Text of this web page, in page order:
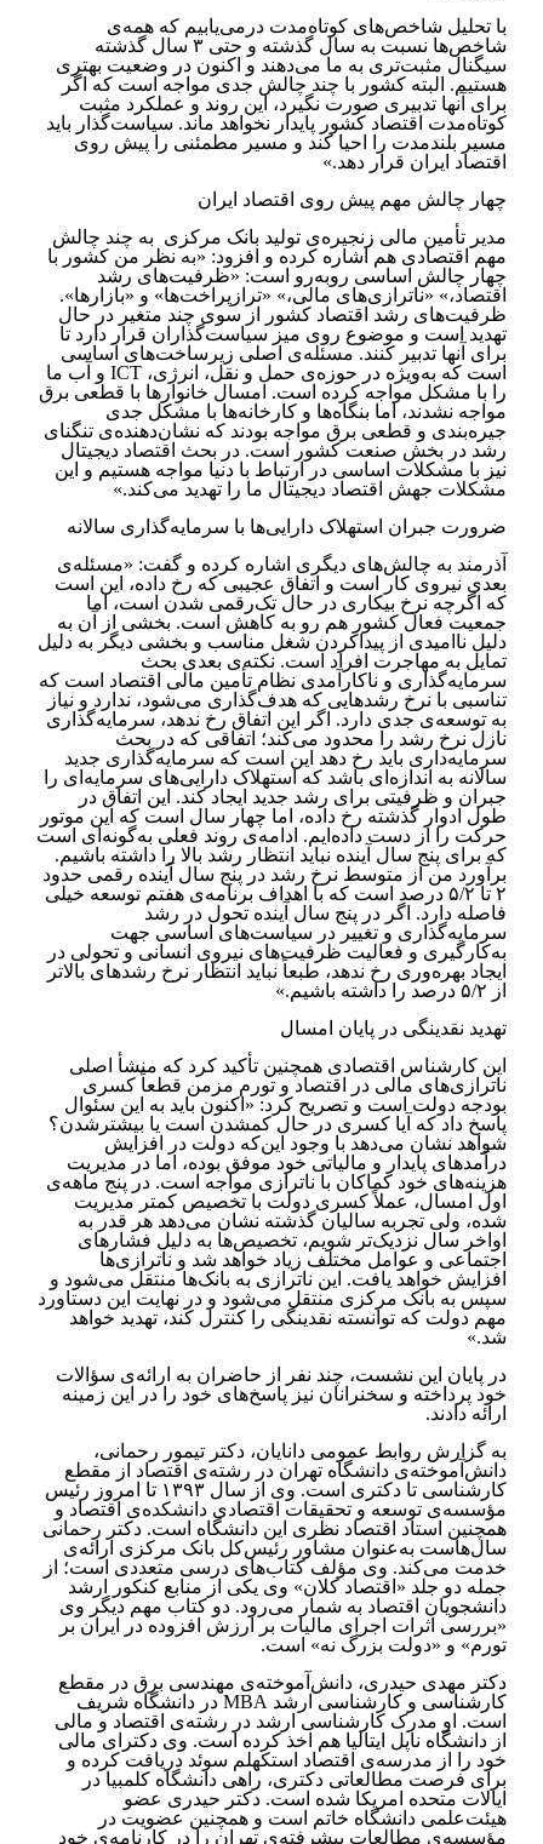
با تحلیل شاخص‌های کوتاه‌مدت درمی‌یابیم که همه‌ی
شاخص‌ها نسبت به سال گذشته و حتی ۳ سال گذشته
سیگنال مثبت‌تری به ما ‏می‌دهند و اکنون در وضعیت بهتری
هستیم. البته کشور با چند چالش جدی مواجه است که اگر
برای آنها تدبیری صورت نگیرد، این ‏روند و عملکرد مثبت
کوتاه‌مدت اقتصاد کشور پایدار نخواهد ماند. سیاست‌گذار باید
مسیر بلندمدت را احیا کند و مسیر مطمئنی ‏را پیش روی
اقتصاد ایران قرار دهد.»
چهار چالش مهم پیش روی اقتصاد ایران
مدیر تأمین مالی زنجیره‌ی‌ تولید بانک مرکزی ‏ به چند چالش
مهم اقتصادی هم اشاره کرده و ‌افزود: «به نظر من کشور با
چهار چالش اساسی روبه‌رو است: «ظرفیت‌های رشد
اقتصاد،» «ناترازی‌های مالی،» «ترازپراخت‌ها» و ‏‏«بازارها».‏
ظرفیت‌های رشد اقتصاد کشور از سوی چند متغیر در حال
تهدید است و موضوع روی میز سیاست‌گذاران قرار دارد تا
برای آنها تدبیر ‏کنند. مسئله‌ی اصلی زیرساخت‌های اساسی
است که به‌ویژه در حوزه‌ی حمل و نقل، انرژی،‏ICT ‎ و آب ما
را با مشکل مواجه ‏کرده‌ است. امسال خانوارها با قطعی برق
مواجه نشدند، اما بنگاه‌ها و کارخانه‌ها با مشکل جدی
جیره‌بندی و قطعی برق مواجه ‏بودند که نشان‌دهنده‌ی تنگنای
رشد در بخش صنعت کشور است. در بحث اقتصاد دیجیتال
نیز با مشکلات اساسی در ارتباط با ‏دنیا مواجه هستیم و این
مشکلات جهش اقتصاد دیجیتال ما را تهدید می‌کند.»
ضرورت جبران استهلاک دارایی‌ها با سرمایه‌گذاری سالانه
آذرمند به چالش‌های دیگری اشاره کرده و گفت: «مسئله‌ی
بعدی نیروی کار است و اتفاق عجیبی که رخ داده، این است
که اگرچه نرخ بیکاری در حال تک‌رقمی شدن است، اما
‏جمعیت فعال کشور هم رو به کاهش است. بخشی از آن به
دلیل ناامیدی از پیداکردن شغل مناسب و بخشی دیگر به دلیل
‏تمایل به مهاجرت افراد است. نکته‌ی بعدی بحث
سرمایه‌گذاری و ناکارآمدی نظام تأمین مالی اقتصاد است که
تناسبی با نرخ رشدهایی که هدف‌گذاری ‏می‌شود، ندارد و نیاز
به توسعه‌ی جدی دارد. اگر این اتفاق رخ ندهد، سرمایه‌گذاری
نازل نرخ رشد را محدود می‌کند؛ اتفاقی که در بحث
‏سرمایه‌داری باید رخ دهد این است که سرمایه‌گذاری جدید
سالانه به اندازه‌ای باشد که استهلاک دارایی‌های سرمایه‌ای را
‏جبران و ظرفیتی برای رشد جدید ایجاد کند. این اتفاق در
طول ادوار گذشته رخ داده، اما چهار سال است که این موتور
حرکت را ‏از دست داده‌ایم.‏ ادامه‌ی روند فعلی به‌گونه‌ای است
که برای پنج سال آینده نباید انتظار رشد بالا را داشته باشیم.
برآورد من از متوسط نرخ رشد ‏در پنج سال آینده رقمی حدود
۲ تا ۵/۲ درصد است که با اهداف برنامه‌ی هفتم توسعه خیلی
فاصله دارد. اگر در پنج سال ‏آینده تحول در رشد
سرمایه‌گذاری و تغییر در سیاست‌های اساسی جهت
به‌کارگیری و فعالیت ظرفیت‌های نیروی ‏انسانی و تحولی در
ایجاد بهره‌وری رخ ندهد، طبعاً نباید انتظار نرخ رشدهای بالاتر
از ۵/۲ درصد را داشته باشیم.‏»
تهدید نقدینگی در پایان امسال
این کارشناس اقتصادی همچنین تأکید کرد که منشأ اصلی
ناترازی‌های مالی در اقتصاد و تورم مزمن قطعاً کسری
بودجه ‏دولت است و تصریح کرد: «اکنون باید به این سئوال
پاسخ داد که آیا کسری در حال کم­شدن است یا بیشترشدن؟
شواهد نشان می‌دهد با ‏وجود این‌که دولت در افزایش
درآمدهای پایدار و مالیاتی خود موفق بوده، اما در مدیریت
هزینه‌های خود کماکان با ناترازی ‏مواجه است. در پنج ماهه‌ی
اول امسال، عملاً کسری دولت با تخصیص کمتر مدیریت‌
شده، ولی تجربه سالیان گذشته نشان ‏می‌دهد هر قدر به
اواخر سال نزدیک‌تر شویم، تخصیص‌ها به دلیل فشارهای
اجتماعی و عوامل مختلف زیاد خواهد شد و ‏ناترازی‌ها
افزایش خواهد یافت. این ناترازی به بانک‌ها منتقل می‌شود و
سپس به بانک مرکزی منتقل می‌شود و در نهایت این ‏دستاورد
مهم دولت که توانسته نقدینگی را کنترل کند، تهدید خواهد
شد.»
در پایان این نشست، چند نفر از حاضران به ارائه‌ی سؤالات
خود پرداخته و سخنرانان نیز پاسخ‌های خود را در این زمینه
ارائه دادند.
به گزارش روابط عمومی دانایان، دکتر تیمور رحمانی،
دانش‌آموخته‌ی دانشگاه تهران در رشته‌ی اقتصاد از مقطع
کارشناسی تا دکتری است. وی از سال ۱۳۹۳ تا امروز رئیس
مؤسسه‌ی توسعه و تحقیقات اقتصادی دانشکده‌ی اقتصاد و
همچنین استاد اقتصاد نظری این دانشگاه است. دکتر رحمانی
سال‌هاست به‌عنوان مشاور رئیس‌کل بانک مرکزی ارائه‌ی
خدمت می‌کند. وی مؤلف کتاب‌های درسی متعددی است؛ از
جمله دو جلد «اقتصاد کلان» وی یکی از منابع کنکور ارشد
دانشجویان اقتصاد به شمار می‌رود. دو کتاب مهم دیگر وی
«بررسی اثرات اجرای مالیات بر ارزش افزوده در ایران بر
تورم» و «دولت بزرگ نه» است.
دکتر مهدی حیدری، دانش‌آموخته‌ی مهندسی برق در مقطع
کارشناسی و کارشناسی ارشد MBA در دانشگاه شریف
است. او مدرک کارشناسی ارشد در رشته‌ی اقتصاد و مالی
از دانشگاه ناپل ایتالیا هم اخذ کرده است. وی دکترای مالی
خود را از مدرسه‌ی اقتصاد استکهلم سوئد دریافت کرده و
برای فرصت مطالعاتی دکتری، راهی دانشگاه کلمبیا در
ایالات متحده امریکا شده است. دکتر حیدری عضو
هیئت‌علمی دانشگاه خاتم است و همچنین عضویت در
مؤسسه‌ی مطالعات پیشرفته‌ی تهران را در کارنامه‌ی خود